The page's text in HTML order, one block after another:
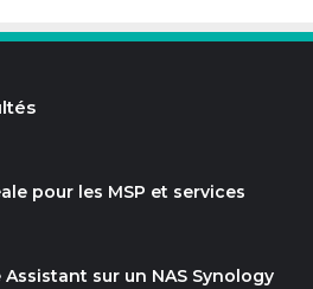
pour les MSP et services
sur un NAS Synology